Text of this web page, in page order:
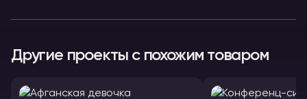
Другие проекты с похожим товаром